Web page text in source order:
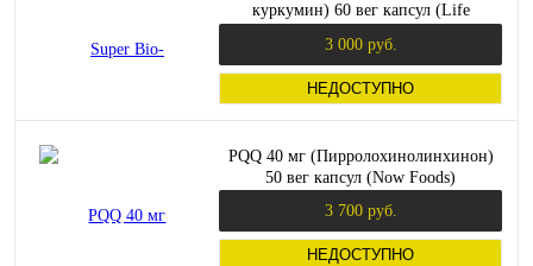
куркумин) 60 вег капсул (Life
3 000 руб.
НЕДОСТУПНО
PQQ 40 мг (Пирролохинолинхинон)
50 вег капсул (Now Foods)
3 700 руб.
НЕДОСТУПНО